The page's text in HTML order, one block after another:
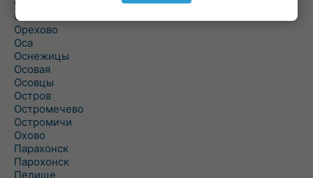
Омельная
Ополь
Орехово
Оса
Оснежицы
Осовая
Осовцы
Остров
Остромечево
Остромичи
Охово
Парахонск
Парохонск
Пелище